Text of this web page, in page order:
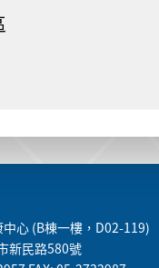
心 (B棟一樓，D02-119)
新民路580號